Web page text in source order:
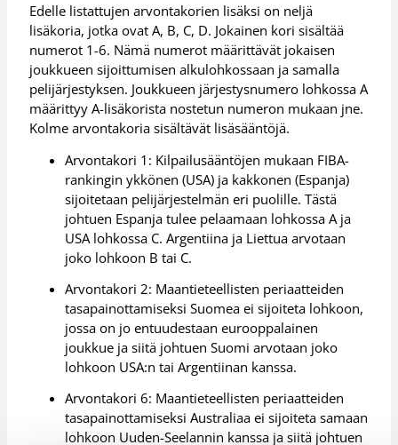
Edelle listattujen arvontakorien lisäksi on neljä
lisäkoria, jotka ovat A, B, C, D. Jokainen kori sisältää
numerot 1-6. Nämä numerot määrittävät jokaisen
joukkueen sijoittumisen alkulohkossaan ja samalla
pelijärjestyksen. Joukkueen järjestysnumero lohkossa A
määrittyy A-lisäkorista nostetun numeron mukaan jne.
Kolme arvontakoria sisältävät lisäsääntöjä.
Arvontakori 1: Kilpailusääntöjen mukaan FIBA-
rankingin ykkönen (USA) ja kakkonen (Espanja)
sijoitetaan pelijärjestelmän eri puolille. Tästä
johtuen Espanja tulee pelaamaan lohkossa A ja
USA lohkossa C. Argentiina ja Liettua arvotaan
joko lohkoon B tai C.
Arvontakori 2: Maantieteellisten periaatteiden
tasapainottamiseksi Suomea ei sijoiteta lohkoon,
jossa on jo entuudestaan eurooppalainen
joukkue ja siitä johtuen Suomi arvotaan joko
lohkoon USA:n tai Argentiinan kanssa.
Arvontakori 6: Maantieteellisten periaatteiden
tasapainottamiseksi Australiaa ei sijoiteta samaan
lohkoon Uuden-Seelannin kanssa ja siitä johtuen